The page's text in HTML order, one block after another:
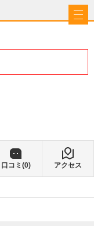
口コミ(0) アクセス